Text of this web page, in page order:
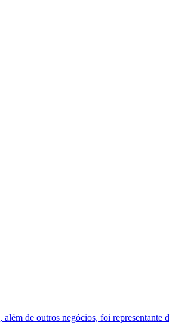
de outros negócios, foi representante